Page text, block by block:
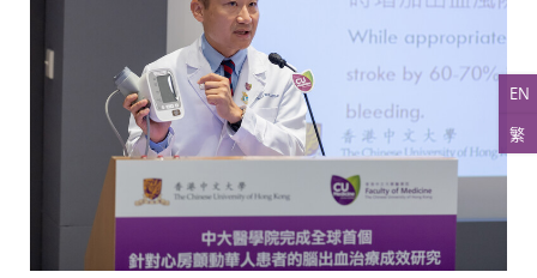
EN
繁